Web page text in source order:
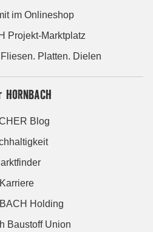
im Onlineshop
Projekt-Marktplatz
Platten. Dielen
Blog
Karriere
Holding
Baustoff Union